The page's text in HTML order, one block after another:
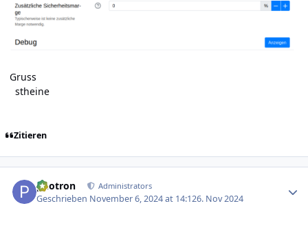
Gruss
stheine
Zitieren
photron Administrators
Geschrieben November 6, 2024 at 14:126. Nov 2024